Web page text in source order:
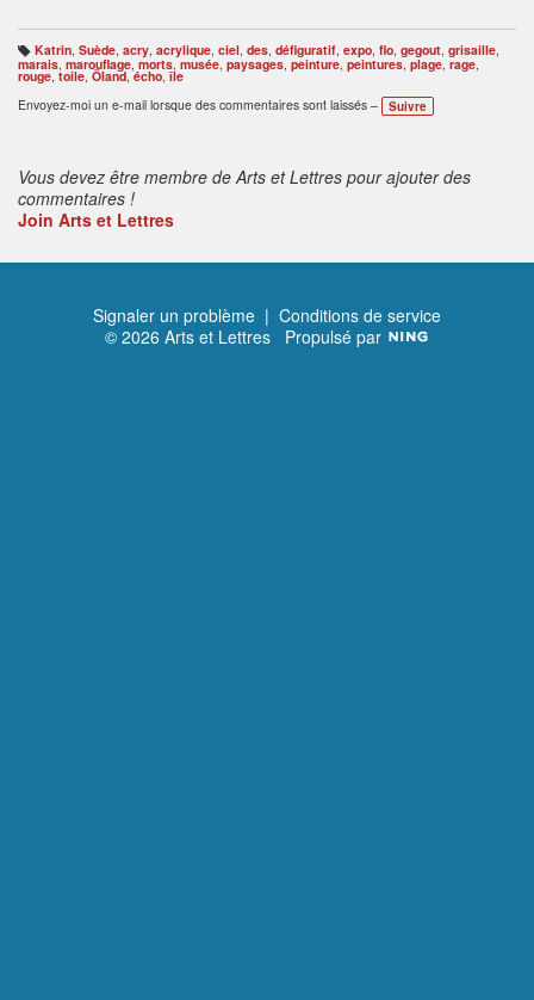
B
ali
s
e
s
Katrin, Suède, acry, acrylique, ciel, des, défiguratif, expo, flo, gegout, grisaille,
marais marouflage morts musée paysages peinture peintures plage rage
rouge toile Öland ,écho île
Envoyez-moi un e-mail lorsque des commentaires sont laissés –
Suivre
Vous devez être membre de Arts et Lettres pour ajouter des
commentaires !
Join Arts et Lettres
Signaler un problème | Conditions de service
© 2026 Arts et Lettres Propulsé par